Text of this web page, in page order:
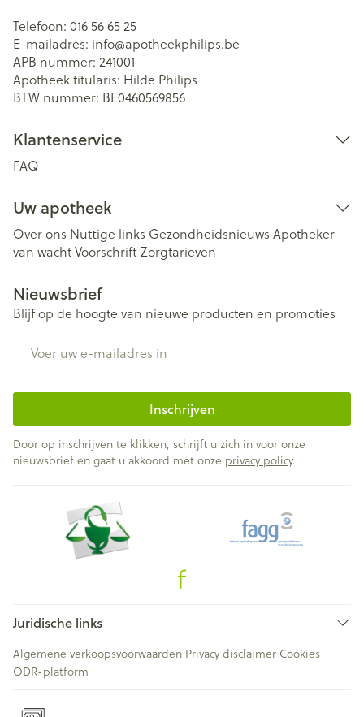
Telefoon: 016 56 65 25
E-mailadres: info@apotheekphilips.be
APB nummer: 241001
Apotheek titularis: Hilde Philips
BTW nummer: BE0460569856
Klantenservice
FAQ
Uw apotheek
Over ons Nuttige links Gezondheidsnieuws Apotheker
van wachtVoorschriftZorgtarieven
Nieuwsbrief
Blijf op de hoogte van nieuwe producten en promoties
Inschrijven
Door op inschrijven te klikken, schrijft u zich in voor onze
nieuwsbrief en gaat u akkoord met onze privacy policy.
Juridische links
Algemene verkoopsvoorwaarden Privacy disclaimer Cookies
ODR-platform